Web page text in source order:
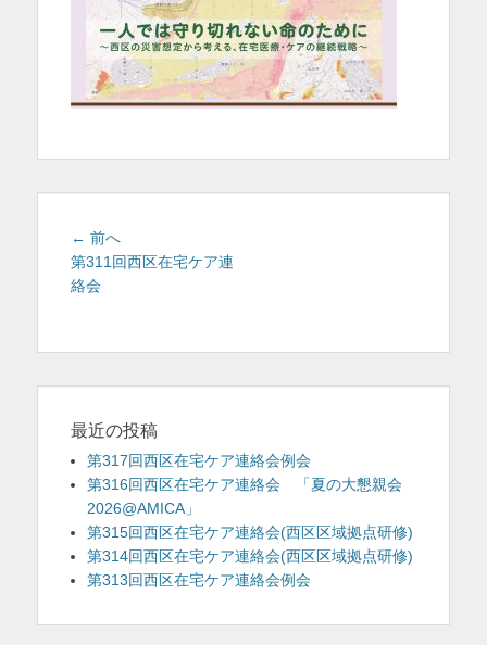
投
稿
ナ
シ
ョ
ン
← 前へ
の
第311回西区在宅ケア連
絡会
最近の投稿
第317回西区在宅ケア連絡会例会
第316回西区在宅ケア連絡会 「夏の大懇親会
2026@AMICA」
第315回西区在宅ケア連絡会(西区区域拠点研修)
第314回西区在宅ケア連絡会(西区区域拠点研修)
第313回西区在宅ケア連絡会例会